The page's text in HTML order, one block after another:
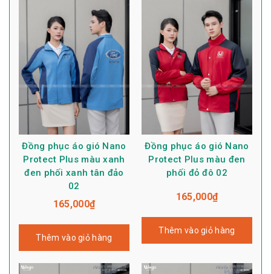
Đồng phục áo gió Nano
Protect Plus màu xanh
đen phối xanh tân đảo
02
165,000₫
Thêm vào giỏ hàng
Đồng phục áo gió Nano
Protect Plus màu đen
phối đỏ đô 02
165,000₫
Thêm vào giỏ hàng